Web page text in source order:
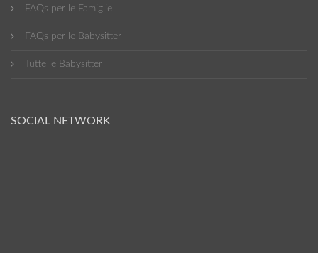
FAQs per le Famiglie
FAQs per le Babysitter
Tutte le Babysitter
SOCIAL NETWORK